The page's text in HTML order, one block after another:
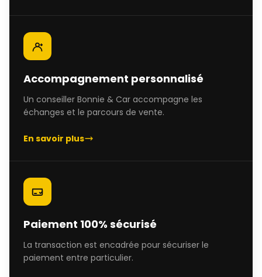
Accompagnement personnalisé
Un conseiller Bonnie & Car accompagne les
échanges et le parcours de vente.
En savoir plus
Paiement 100% sécurisé
La transaction est encadrée pour sécuriser le
paiement entre particulier.